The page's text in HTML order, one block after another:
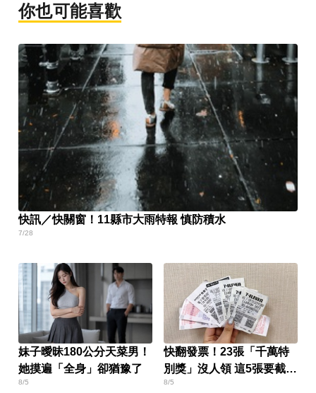
你也可能喜歡
快訊／快關窗！11縣市大雨特報 慎防積水
7/28
妹子曖昧180公分天菜男！
她摸遍「全身」卻猶豫了
8/5
快翻發票！23張「千萬特
別獎」沒人領 這5張要截止
兌獎了
8/5